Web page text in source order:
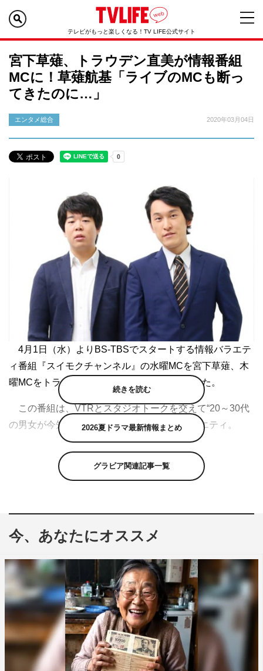
テレビがもっと楽しくなる！TV LIFE公式サイト
宮下草薙、トラウデン直美が情報番組
MCに！草薙航基「ライブのMCも断っ
てきたのに…」
エンタメ総合 2020年03月04日
4月1日（水）よりBS-TBSでスタートする情報バラエテ
ィ番組『スイモクチャンネル』の水曜MCを宮下草薙、木
曜MCをトラウデン直美が務めることが分かった。
この番組は、VTRとスタジオトークを交えて“20～30代
の男女が今知りたい話題”を紹介する情報バラエティ。
宮下草薙がMCを務める水曜日は、男性向けに「お金」
「グルメ」「結婚」「健康」などをテーマに送る。トラウ
デン直美がMCを務める木曜日は、女性向けに「恋愛」
らに、流行しているモノや店、人、イベント情報なども紹
介する。
スタジオには、話題のYouTuberやタレント、文化人、
芸術家など多彩なゲストも登場する。
＜宮下草薙 コメント＞
宮下兼史鷹：僕は映画が好きなので、今の映画事情を知り
たいですね。メインMCということで荷が重いですが、さ
まざまな知識を一緒に得て、共に成長できる番組になる予
続きを読む
2026夏ドラマ最新情報まとめ
グラビア関連記事一覧
今、あなたにオススメ